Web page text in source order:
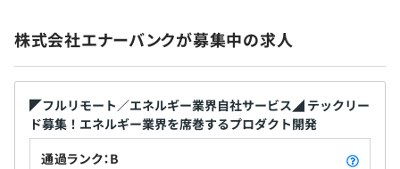
・半期ごとの評価制度
・グレード制により、一定以上のグレードはマネジメント
かスペシャリストを選択可能
現していきましょう！
株式会社エナーバンクが募集中の求人
◤フルリモート／エネルギー業界自社サービス◢ テックリー
ド募集！エネルギー業界を席巻するプロダクト開発
通過ランク：B